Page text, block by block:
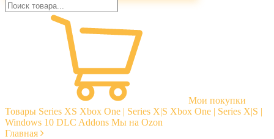
Мои покупки
Товары Series XS Xbox One | Series X|S Xbox One | Series X|S |
Windows 10 DLC Addons Мы на Ozon
Главная